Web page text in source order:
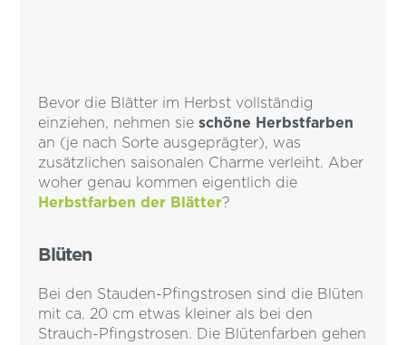
Bevor die Blätter im Herbst vollständig
einziehen, nehmen sieschöne Herbstfarben
an (je nach Sorte ausgeprägter), was
zusätzlichen saisonalen Charme verleiht. Aber
woher genau kommen eigentlich die
Herbstfarben der Blätter?
Blüten
Bei den Stauden-Pfingstrosen sind die Blüten
mit ca. 20 cm etwas kleiner als bei den
Strauch-Pfingstrosen. Die Blütenfarben gehen